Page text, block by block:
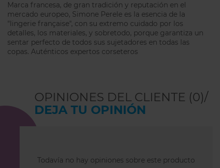
Marca francesa, de gran tradición y reputación en el
mercado europeo, Simone Perele es la esencia de la
"lingerie française", con su extremo cuidado por los
detalles, los materiales, y sobretodo, porque garantiza un
sentar perfecto de todos sus sujetadores en todas las
copas. Auténticos expertos corseteros
OPINIONES DEL CLIENTE (0)/
DEJA TU OPINIÓN
Todavía no hay opiniones sobre este producto